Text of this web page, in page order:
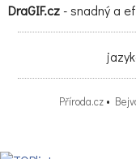
DraGIF.cz- snadný a
Příroda.cz •